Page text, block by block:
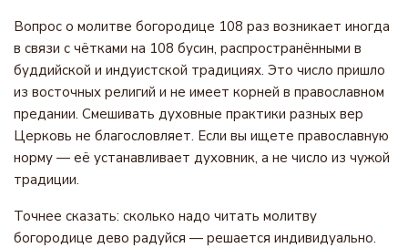
Вопрос о молитве богородице 108 раз возникает иногда
в связи с чётками на 108 бусин, распространёнными в
буддийской и индуистской традициях. Это число пришло
из восточных религий и не имеет корней в православном
предании. Смешивать духовные практики разных вер
Церковь не благословляет. Если вы ищете православную
норму — её устанавливает духовник, а не число из чужой
традиции.
Точнее сказать: сколько надо читать молитву
богородице дево радуйся — решается индивидуально.